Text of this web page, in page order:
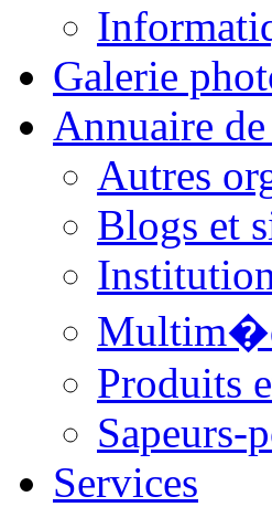
Galerie
Annuaire
Autres
Blogs et
Produits
Sapeurs-
Services